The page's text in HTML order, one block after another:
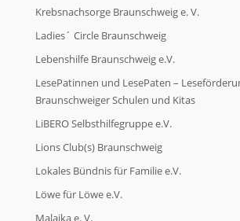
Krebsnachsorge Braunschweig e. V.
Ladies´ Circle Braunschweig
Lebenshilfe Braunschweig e.V.
LesePatinnen und LesePaten –
Braunschweiger Schulen und Kitas
LiBERO Selbsthilfegruppe e.V.
Lions Club(s) Braunschweig
Lokales Bündnis für Familie e.V.
Löwe für Löwe e.V.
Malaika e. V.